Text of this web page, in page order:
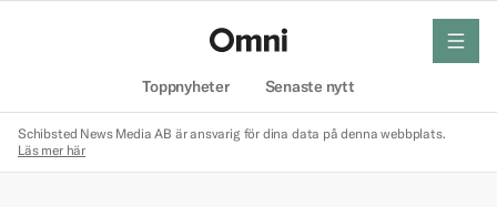
Toppnyheter Senaste nytt
meny
Schibsted News Media AB är ansvarig för dina data på denna webbplats.
Läs mer här